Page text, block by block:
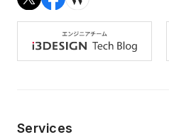
Services